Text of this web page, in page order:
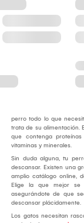
perro todo lo que
trata de su alimentación.
que contenga
vitaminas y minerales.
Sin duda alguna, tu
descansar. Existen una
amplio catálogo online,
Elige la que mejor se
asegurándote de que
descansar plácidamente.
Los gatos necesitan